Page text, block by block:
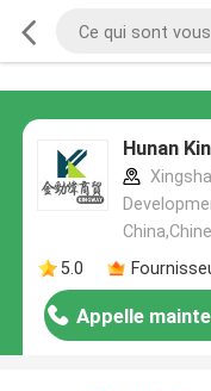
Hunan
China,Chine
5.0
Appelle